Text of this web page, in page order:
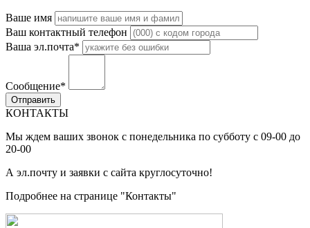
Ваше имя
Ваш контактный телефон
Ваша эл.почта*
Сообщение*
КОНТАКТЫ
Мы ждем ваших звонок с понедельника по субботу с 09-00 до
20-00
А эл.почту и заявки с сайта круглосуточно!
Подробнее на странице "Контакты"